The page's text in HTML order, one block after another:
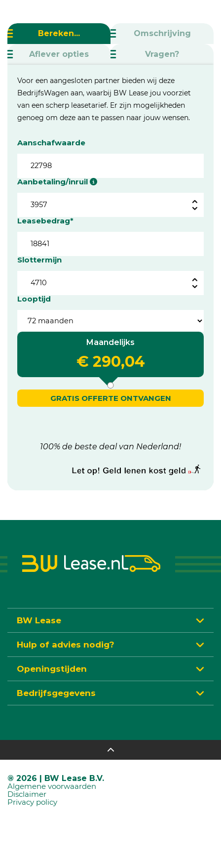
Bereken... Omschrijving
Aflever opties Vragen?
Voor een aangesloten partner bieden wij deze
BedrijfsWagen aan, waarbij BW Lease jou voorziet
van een scherp leasetarief. Er zijn mogelijkheden
genoeg om deze aan te passen naar jouw wensen.
Aanschafwaarde
Aanbetaling/inruil
Leasebedrag*
Slottermijn
Looptijd
Maandelijks
€ 290,04
GRATIS OFFERTE ONTVANGEN
100% de beste deal van Nederland!
BW Lease
Hulp of advies nodig?
Openingstijden
Bedrijfsgegevens
® 2026 | BW Lease B.V.
Algemene voorwaarden
Disclaimer
Privacy policy